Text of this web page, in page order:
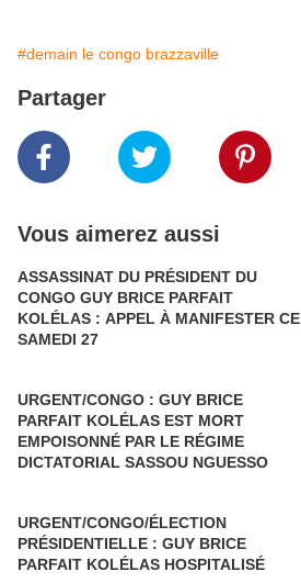
#demain le congo brazzaville
Partager
Vous aimerez aussi
ASSASSINAT DU PRÉSIDENT DU
CONGO GUY BRICE PARFAIT
KOLÉLAS : APPEL À MANIFESTER CE
SAMEDI 27
URGENT/CONGO : GUY BRICE
PARFAIT KOLÉLAS EST MORT
EMPOISONNÉ PAR LE RÉGIME
DICTATORIAL SASSOU NGUESSO
URGENT/CONGO/ÉLECTION
PRÉSIDENTIELLE : GUY BRICE
PARFAIT KOLÉLAS HOSPITALISÉ